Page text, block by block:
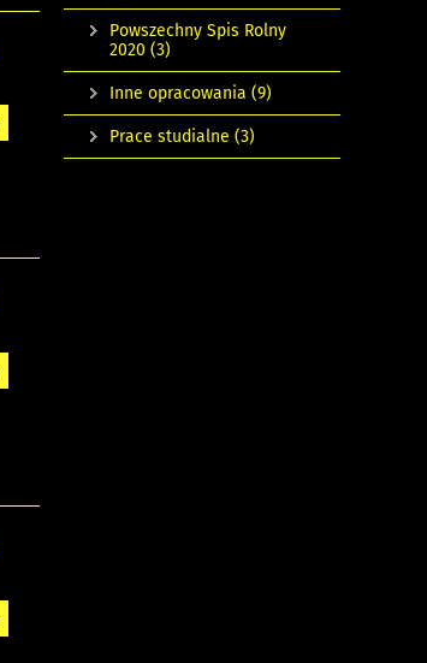
Powszechny Spis Rolny
2020 (3)
Inne opracowania (9)
Prace studialne (3)